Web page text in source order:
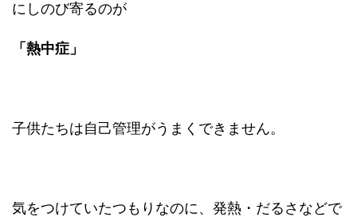
にしのび寄るのが
「熱中症」
子供たちは自己管理がうまくできません。
気をつけていたつもりなのに、発熱・だるさなどで